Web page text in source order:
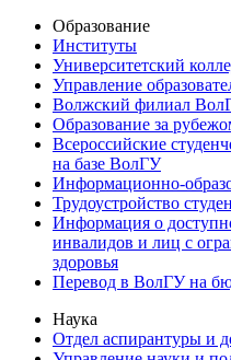
Образование
Институты
Университетский
Управление
Волжский филиал
Образование за
Всероссийские
на базе ВолГУ
Информационно-
Трудоустройство
Информация о
инвалидов и лиц с
здоровья
Перевод в ВолГУ на
Наука
Отдел аспирантуры и